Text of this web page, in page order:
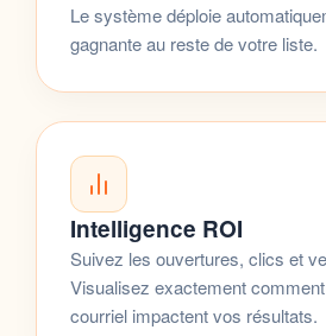
Le système déploie
gagnante au reste de votre liste.
Intelligence ROI
Suivez les ouvertures, clics et
Visualisez exactement
courriel impactent vos résultats.